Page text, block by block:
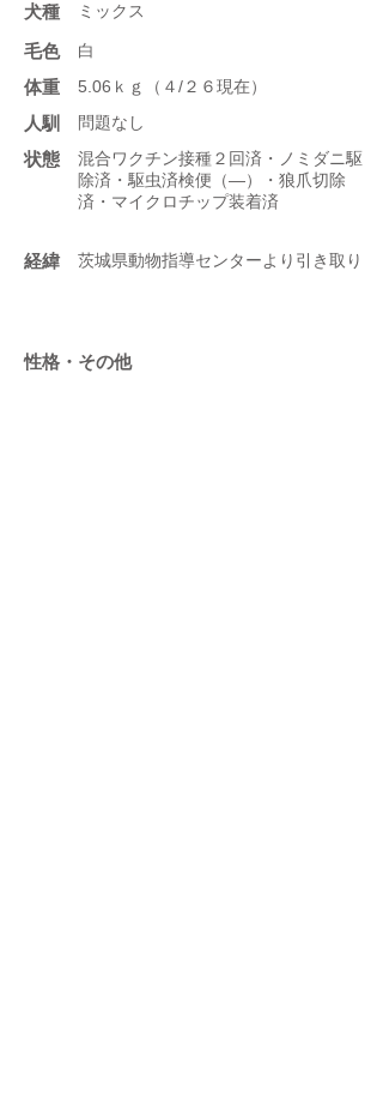
​犬種 ミックス
​毛色 白
体重 5.06ｋｇ（４/２６現在）
人馴 問題なし
状態
混合ワクチン接種２回済・ノミダニ駆
除済・駆虫済検便（―）・狼爪切除
済・マイクロチップ装着済
​経緯 茨城県動物指導センターより引き取り
性格・その他